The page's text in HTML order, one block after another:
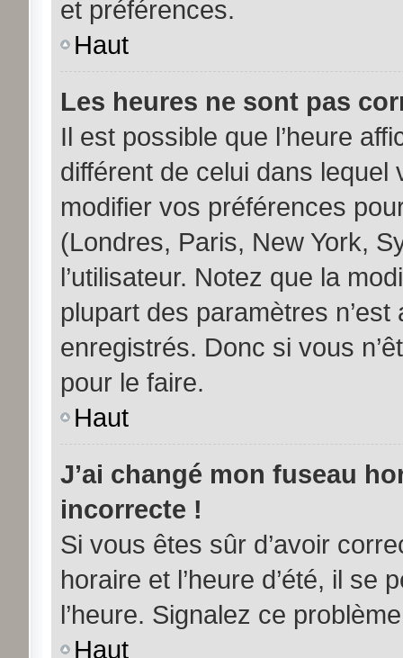
et préférences.
Haut
Les heures ne sont pas
Il est possible que l’heure
différent de celui dans
modifier vos préférences
(Londres, Paris, New York,
l’utilisateur. Notez que la
plupart des paramètres
enregistrés. Donc si vous
pour le faire.
Haut
J’ai changé mon fuseau
incorrecte !
Si vous êtes sûr d’avoir
horaire et l’heure d’été, il se
l’heure. Signalez ce
Haut